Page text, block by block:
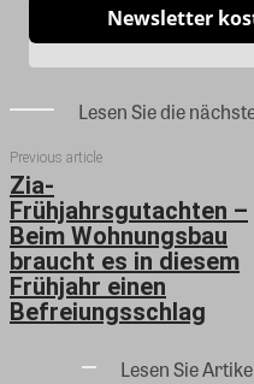
Newsletter
Lesen Sie die
Previous article
Zia-
Frühjahrsgutachten –
Beim Wohnungsbau
braucht es in diesem
Frühjahr einen
Befreiungsschlag
Lesen Sie